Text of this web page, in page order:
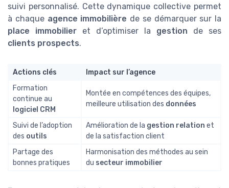
suivi personnalisé. Cette dynamique collective permet
à chaque agence immobilière de se démarquer sur la
place immobilier et d’optimiser la gestion de ses
clients prospects.
Actions clés
Impact sur l’agence
Formation
continue au
logiciel CRM
Montée en compétences des équipes,
meilleure utilisation des données
Suivi de l’adoption
des outils
Amélioration de la gestion relation et
de la satisfaction client
Partage des
bonnes pratiques
Harmonisation des méthodes au sein
du secteur immobilier